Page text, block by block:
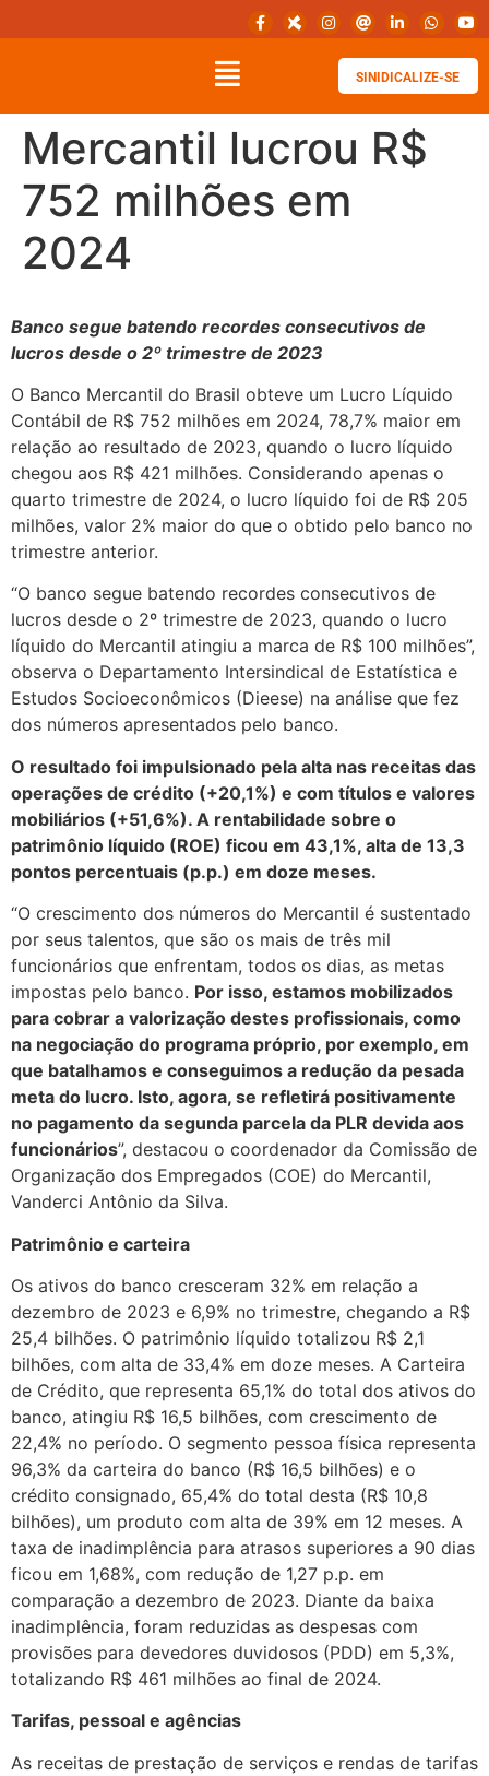
SINIDICALIZE-SE
Mercantil lucrou R$
752 milhões em
2024
Banco segue batendo recordes consecutivos de
lucros desde o 2º trimestre de 2023
O Banco Mercantil do Brasil obteve um Lucro Líquido
Contábil de R$ 752 milhões em 2024, 78,7% maior em
relação ao resultado de 2023, quando o lucro líquido
chegou aos R$ 421 milhões. Considerando apenas o
quarto trimestre de 2024, o lucro líquido foi de R$ 205
milhões, valor 2% maior do que o obtido pelo banco no
trimestre anterior.
“O banco segue batendo recordes consecutivos de
lucros desde o 2º trimestre de 2023, quando o lucro
líquido do Mercantil atingiu a marca de R$ 100 milhões”,
observa o Departamento Intersindical de Estatística e
Estudos Socioeconômicos (Dieese) na análise que fez
dos números apresentados pelo banco.
O resultado foi impulsionado pela alta nas receitas das
operações de crédito (+20,1%) e com títulos e valores
mobiliários (+51,6%). A rentabilidade sobre o
patrimônio líquido (ROE) ficou em 43,1%, alta de 13,3
pontos percentuais (p.p.) em doze meses.
“O crescimento dos números do Mercantil é sustentado
por seus talentos, que são os mais de três mil
funcionários que enfrentam, todos os dias, as metas
impostas pelo banco. Por isso, estamos mobilizados
para cobrar a valorização destes profissionais, como
na negociação do programa próprio, por exemplo, em
que batalhamos e conseguimos a redução da pesada
meta do lucro. Isto, agora, se refletirá positivamente
no pagamento da segunda parcela da PLR devida aos
funcionários”, destacou o coordenador da Comissão de
Organização dos Empregados (COE) do Mercantil,
Vanderci Antônio da Silva.
Patrimônio e carteira
Os ativos do banco cresceram 32% em relação a
dezembro de 2023 e 6,9% no trimestre, chegando a R$
25,4 bilhões. O patrimônio líquido totalizou R$ 2,1
bilhões, com alta de 33,4% em doze meses. A Carteira
de Crédito, que representa 65,1% do total dos ativos do
banco, atingiu R$ 16,5 bilhões, com crescimento de
22,4% no período. O segmento pessoa física representa
96,3% da carteira do banco (R$ 16,5 bilhões) e o
crédito consignado, 65,4% do total desta (R$ 10,8
bilhões), um produto com alta de 39% em 12 meses. A
taxa de inadimplência para atrasos superiores a 90 dias
ficou em 1,68%, com redução de 1,27 p.p. em
comparação a dezembro de 2023. Diante da baixa
inadimplência, foram reduzidas as despesas com
provisões para devedores duvidosos (PDD) em 5,3%,
totalizando R$ 461 milhões ao final de 2024.
Tarifas, pessoal e agências
As receitas de prestação de serviços e rendas de tarifas